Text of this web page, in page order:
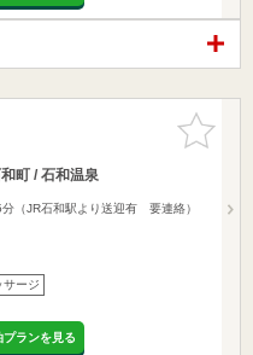
お気に入
りに追加
町 / 石和温泉
（JR石和駅より送迎有 要連絡）
サージ
ランを見る